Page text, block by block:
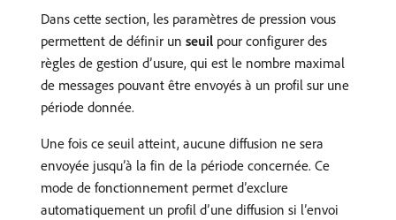
Dans cette section, les paramètres de pression vous
permettent de définir un seuil pour configurer des
règles de gestion d’usure, qui est le nombre maximal
de messages pouvant être envoyés à un profil sur une
période donnée.
Une fois ce seuil atteint, aucune diffusion ne sera
envoyée jusqu’à la fin de la période concernée. Ce
mode de fonctionnement permet d’exclure
automatiquement un profil d’une diffusion si l’envoi